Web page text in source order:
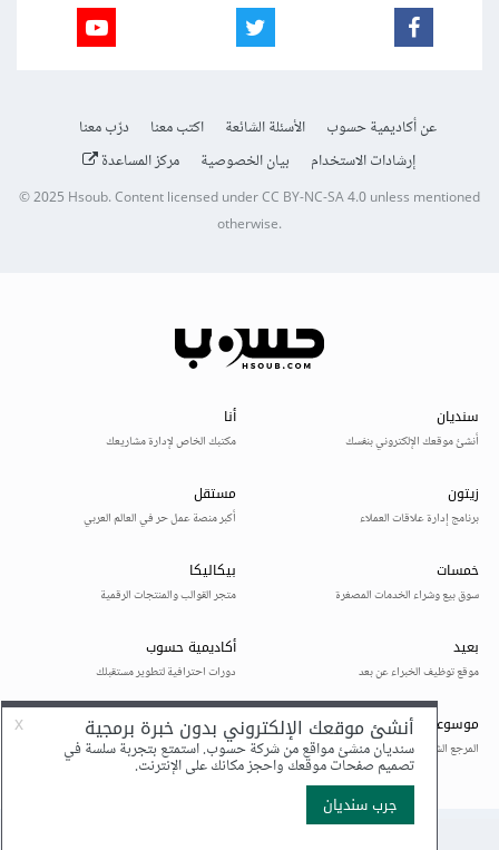
عن أكاديمية حسوب الأسئلة الشائعة اكتب معنا
درّب معنا
إرشادات الاستخدام
بيان الخصوصية مركز المساعدة
© 2025Hsoub.Content licensed underCC BY-NC-SA 4.0unless mentioned
otherwise.